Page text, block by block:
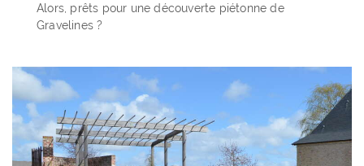
Alors, prêts pour une découverte piétonne de
Gravelines ?